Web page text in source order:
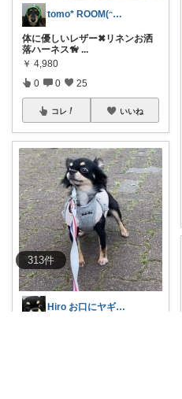
313件
tomo* ROOM(ᵔᴥᵔ)♪
体に優しいレザー✖︎リネンお洒
落ハーネス🦮 ...
￥ 4,980
0 0 25
コレ いいね
Hiro お口にヤギミルク